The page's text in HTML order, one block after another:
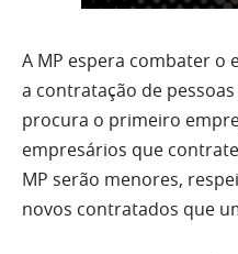
A MP espera combater
a contratação de
procura o primeiro
empresários que
MP serão menores,
novos contratados que